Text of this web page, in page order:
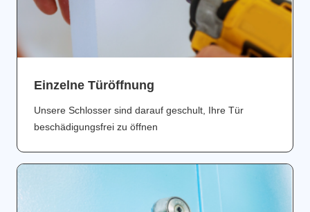
Einzelne Türöffnung
Unsere Schlosser sind darauf geschult, Ihre Tür
beschädigungsfrei zu öffnen